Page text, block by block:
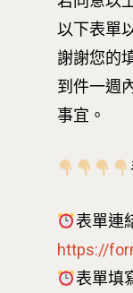
以下表單
謝謝您的
到件一週
事宜。
表單連
https://
表單填